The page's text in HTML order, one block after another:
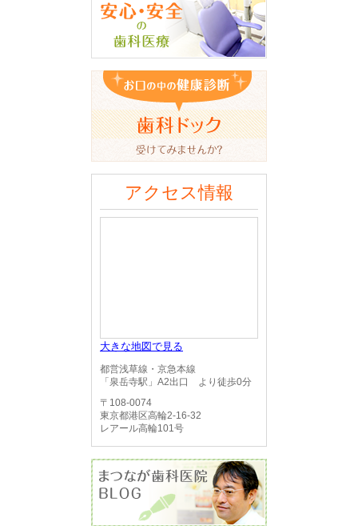
アクセス情報
大きな地図で見る
都営浅草線・京急本線
「泉岳寺駅」A2出口 より徒歩0分
〒108-0074
東京都港区高輪2-16-32
レアール高輪101号